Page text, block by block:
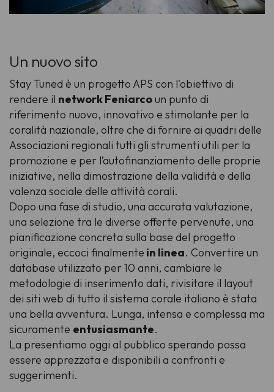
Un nuovo sito
Stay Tuned è un progetto APS con l'obiettivo di
rendere il network Feniarcoun punto di
riferimento nuovo, innovativo e stimolante per la
coralità nazionale, oltre che di fornire ai quadri delle
Associazioni regionali tutti gli strumenti utili per la
promozione e per l’autofinanziamento delle proprie
iniziative, nella dimostrazione della validità e della
valenza sociale delle attività corali.
Dopo una fase di studio, una accurata valutazione,
una selezione tra le diverse offerte pervenute, una
pianificazione concreta sulla base del progetto
originale, eccoci finalmente in linea. Convertire un
database utilizzato per 10 anni, cambiare le
metodologie di inserimento dati, rivisitare il layout
dei siti web di tutto il sistema corale italiano è stata
una bella avventura. Lunga, intensa e complessa ma
sicuramente entusiasmante.
La presentiamo oggi al pubblico sperando possa
essere apprezzata e disponibili a confronti e
suggerimenti.